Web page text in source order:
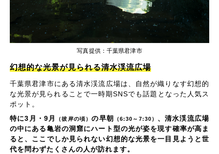
写真提供：千葉県君津市
幻想的な光景が見られる清水渓流広場
千葉県君津市にある清水渓流広場は、自然が織りなす幻想的
な光景が見られることで一時期SNSでも話題となった人気ス
ポット。
特に3月・9月
（彼岸の頃）の早朝 （6:30～7:30） 、清水渓流広場
の中にある亀岩の洞窟にハート型の光が姿を現す確率が高ま
ると、ここでしか見られない幻想的な光景を一目見ようと世
代を問わずたくさんの人が訪れます。